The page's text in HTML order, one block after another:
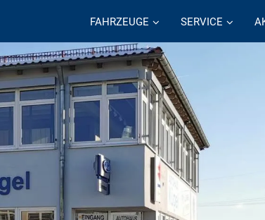
FAHRZEUGE SERVICE